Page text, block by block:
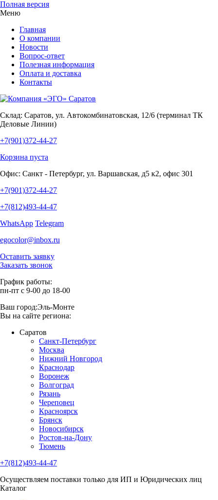
Полная версия
Меню
Главная
О компании
Новости
Вопрос-ответ
Полезная информация
Оплата и доставка
Контакты
Склад: Саратов, ул. Автокомбинатовская, 12/6 (терминал ТК
Деловые Линии)
+7(901)372-44-27
Корзина пуста
Офис: Санкт - Петербург, ул. Варшавская, д5 к2, офис 301
+7(901)372-44-27
+7(812)493-44-47
WhatsApp Telegram
egocolor@inbox.ru
Оставить заявку
Заказать звонок
График работы:
пн-пт с 9-00 до 18-00
Ваш город:Эль-Монте
Вы на сайте региона:
Саратов
Санкт-Петербург
Москва
Нижний Новгород
Краснодар
Воронеж
Волгоград
Рязань
Череповец
Красноярск
Брянск
Новосибирск
Ростов-на-Дону
Тюмень
+7(812)493-44-47
Осуществляем поставки только для ИП и Юридических лиц
Каталог